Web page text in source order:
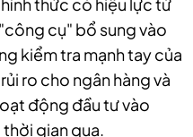
cụ" bổ sung vào
kiểm tra mạnh tay của
ro cho ngân hàng và
động đầu tư vào
gian qua.